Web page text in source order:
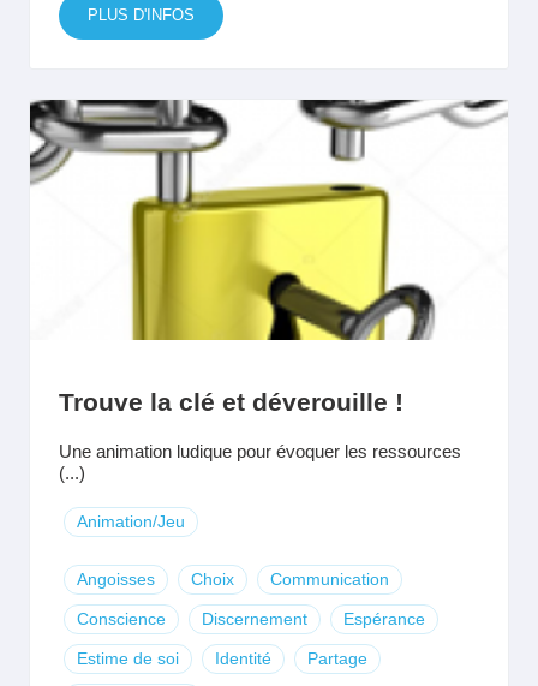
PLUS D'INFOS
Trouve la clé et déverouille !
Une animation ludique pour évoquer les ressources
(...)
Animation/Jeu
Angoisses Choix Communication
Conscience Discernement Espérance
Estime de soi Identité Partage